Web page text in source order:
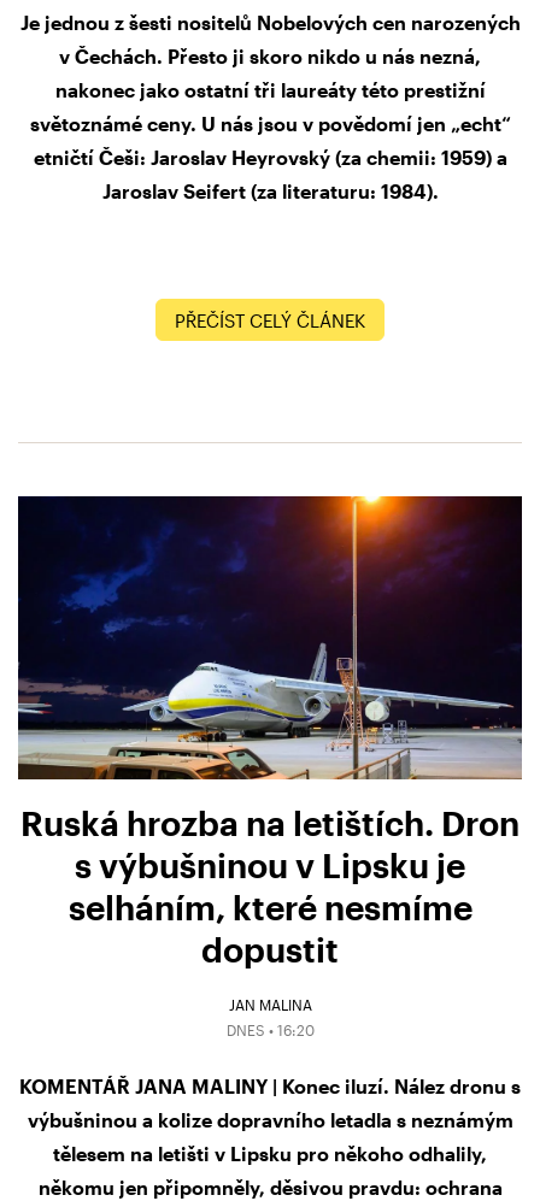
Je jednou z šesti nositelů Nobelových cen narozených
v Čechách. Přesto ji skoro nikdo u nás nezná,
nakonec jako ostatní tři laureáty této prestižní
světoznámé ceny. U nás jsou v povědomí jen „echt“
etničtí Češi: Jaroslav Heyrovský (za chemii: 1959) a
Jaroslav Seifert (za literaturu: 1984).
PŘEČÍST CELÝ ČLÁNEK
Ruská hrozba na letištích. Dron
s výbušninou v Lipsku je
selháním, které nesmíme
dopustit
JAN MALINA
DNES • 16:20
KOMENTÁŘ JANA MALINY | Konec iluzí. Nález dronu s
výbušninou a kolize dopravního letadla s neznámým
tělesem na letišti v Lipsku pro někoho odhalily,
někomu jen připomněly, děsivou pravdu: ochrana